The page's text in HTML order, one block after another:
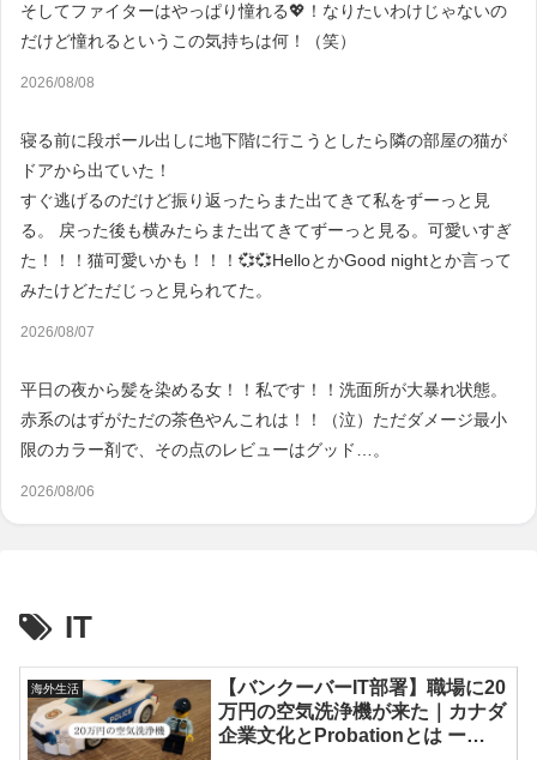
そしてファイターはやっぱり憧れる💖！なりたいわけじゃないの
だけど憧れるというこの気持ちは何！（笑）
2026/08/08
寝る前に段ボール出しに地下階に行こうとしたら隣の部屋の猫が
ドアから出ていた！
すぐ逃げるのだけど振り返ったらまた出てきて私をずーっと見
る。 戻った後も横みたらまた出てきてずーっと見る。可愛いすぎ
た！！！猫可愛いかも！！！💞💞HelloとかGood nightとか言って
みたけどただじっと見られてた。
2026/08/07
平日の夜から髪を染める女！！私です！！洗面所が大暴れ状態。
赤系のはずがただの茶色やんこれは！！（泣）ただダメージ最小
限のカラー剤で、その点のレビューはグッド…。
2026/08/06
IT
海外生活
【バンクーバーIT部署】職場に20
万円の空気洗浄機が来た｜カナダ
企業文化とProbationとは ー